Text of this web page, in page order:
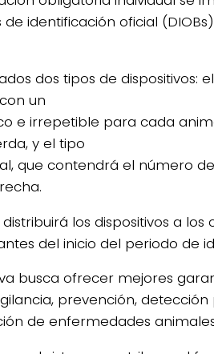
de identificación oficial
dos tipos de dispositivos:
un
e irrepetible para cada
y el tipo
que contendrá el número
distribuirá los dispositivos a
del inicio del periodo de
busca ofrecer mejores
prevención,
de enfermedades